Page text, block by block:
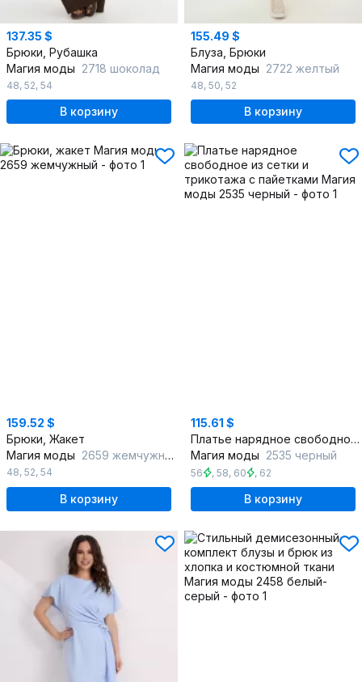
137.35 $
Брюки, Рубашка
Магия моды 2718 шоколад
48, 52, 54
В корзину
155.49 $
Блуза, Брюки
Магия моды 2722 желтый
48, 50, 52
В корзину
159.52 $
Брюки, Жакет
Магия моды 2659 жемчужный
48, 52, 54
В корзину
115.61 $
Платье нарядное свободное из сетки и трикотажа с пайетками
Магия моды 2535 черный
56 , 58, 60 , 62
В корзину